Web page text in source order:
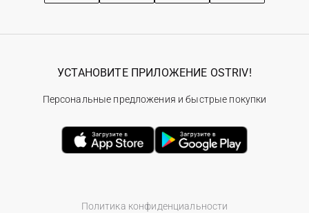
Политика конфиденциальности
УСТАНОВИТЕ ПРИЛОЖЕНИЕ OSTRIV!
Персональные предложения и быстрые покупки